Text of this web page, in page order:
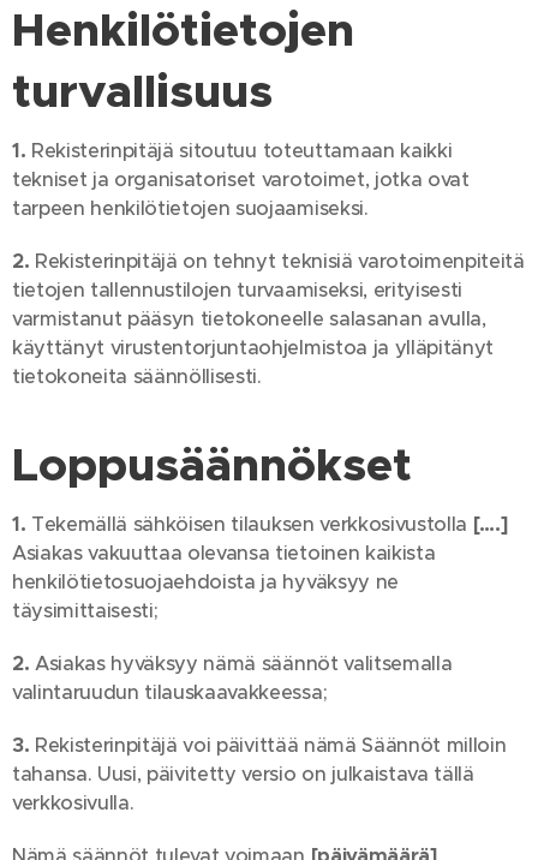
Henkilötietojen
turvallisuus
1. Rekisterinpitäjä sitoutuu toteuttamaan kaikki
tekniset ja organisatoriset varotoimet, jotka ovat
tarpeen henkilötietojen suojaamiseksi.
2. Rekisterinpitäjä on tehnyt teknisiä varotoimenpiteitä
tietojen tallennustilojen turvaamiseksi, erityisesti
varmistanut pääsyn tietokoneelle salasanan avulla,
käyttänyt virustentorjuntaohjelmistoa ja ylläpitänyt
tietokoneita säännöllisesti.
Loppusäännökset
1. Tekemällä sähköisen tilauksen verkkosivustolla [….]
Asiakas vakuuttaa olevansa tietoinen kaikista
henkilötietosuojaehdoista ja hyväksyy ne
täysimittaisesti;
2.Asiakas hyväksyy nämä säännöt valitsemalla
valintaruudun tilauskaavakkeessa;
3. Rekisterinpitäjä voi päivittää nämä Säännöt milloin
tahansa. Uusi, päivitetty versio on julkaistava tällä
verkkosivulla.